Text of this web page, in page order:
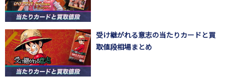
受け継がれる意志の当たりカードと買
取値段相場まとめ